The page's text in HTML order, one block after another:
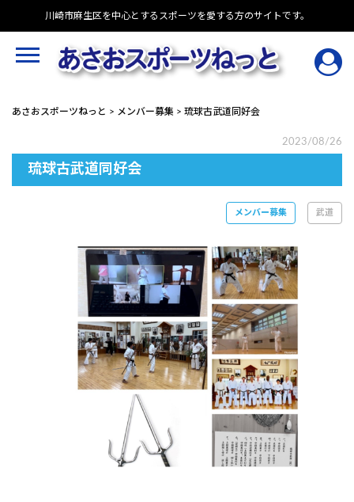
川崎市麻生区を中心とするスポーツを愛する方のサイトです。
あさおスポーツねっと > メンバー募集 > 琉球古武道同好会
2023/08/26
琉球古武道同好会
メンバー募集 武道